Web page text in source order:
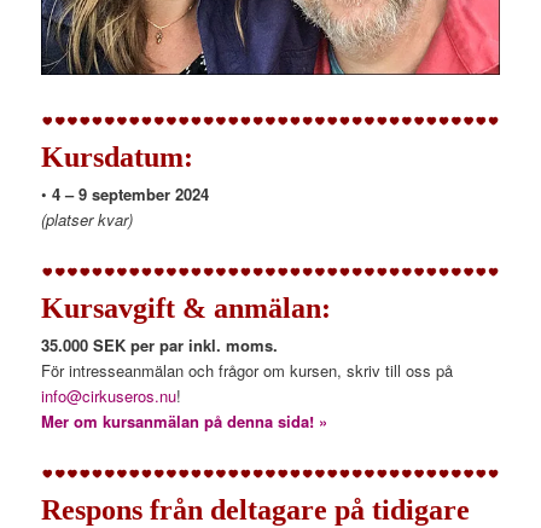
Kursdatum:
•4 – 9 september 2024
(platser kvar)
Kursavgift & anmälan:
35.000 SEK per par inkl. moms.
För intresseanmälan och frågor om kursen, skriv till oss på
info@cirkuseros.nu!
Mer om kursanmälan på denna sida! »
Respons från deltagare på tidigare